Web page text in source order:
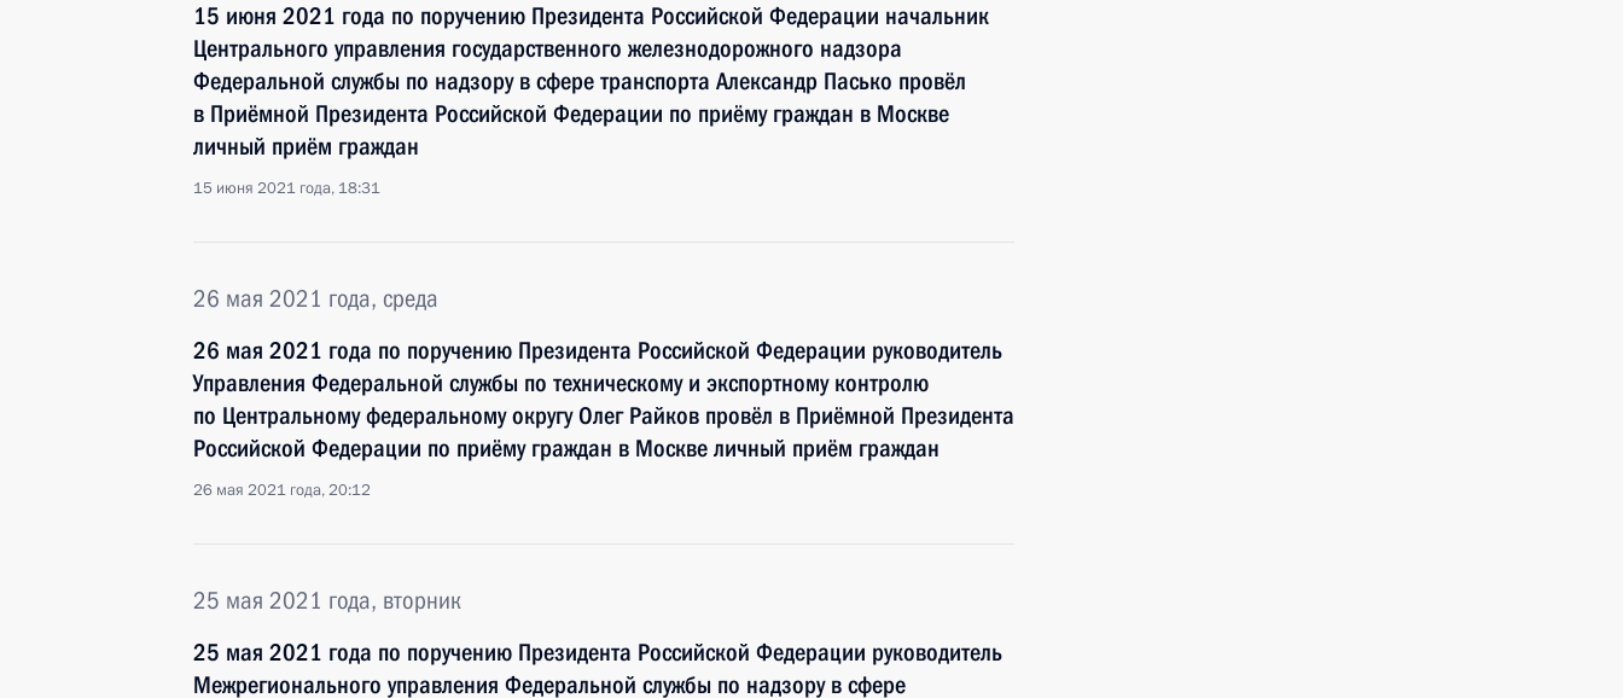
15 июня 2021 года по поручению Президента Российской Федерации начальник
Центрального управления государственного железнодорожного надзора
Федеральной службы по надзору в сфере транспорта Александр Пасько провёл
в Приёмной Президента Российской Федерации по приёму граждан в Москве
личный приём граждан
15 июня 2021 года, 18:31
26 мая 2021 года, среда
26 мая 2021 года по поручению Президента Российской Федерации руководитель
Управления Федеральной службы по техническому и экспортному контролю
по Центральному федеральному округу Олег Райков провёл в Приёмной Президента
Российской Федерации по приёму граждан в Москве личный приём граждан
26 мая 2021 года, 20:12
25 мая 2021 года, вторник
25 мая 2021 года по поручению Президента Российской Федерации руководитель
Межрегионального управления Федеральной службы по надзору в сфере